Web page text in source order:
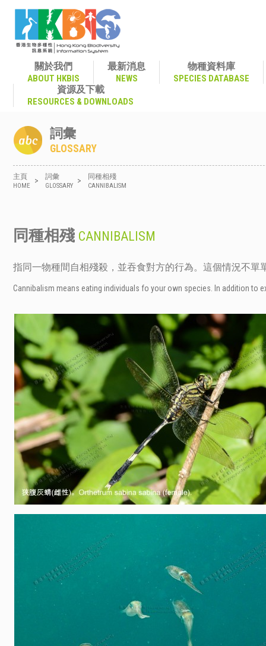
關於我們
ABOUT HKBIS
最新消息
NEWS
物種資料庫
SPECIES DATABASE
資源及下載
RESOURCES & DOWNLOADS
詞彙
GLOSSARY
主頁
HOME
> 詞彙
GLOSSARY
> 同種相殘
CANNIBALISM
同種相殘 CANNIBALISM
指同一物種間自相殘殺，並吞食對方的行為。這個情況不
Cannibalism means eating individuals fo your own species. In addition